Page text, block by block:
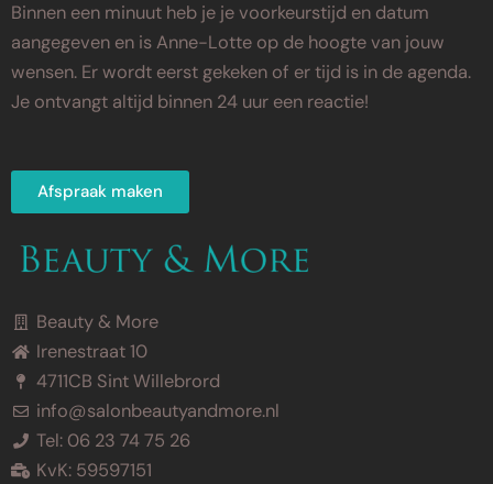
Binnen een minuut heb je je voorkeurstijd en datum
aangegeven en is Anne-Lotte op de hoogte van jouw
wensen. Er wordt eerst gekeken of er tijd is in de agenda.
Je ontvangt altijd binnen 24 uur een reactie!
Afspraak maken
Beauty & More
Irenestraat 10
4711CB Sint Willebrord
info@salonbeautyandmore.nl
Tel: 06 23 74 75 26
KvK: 59597151